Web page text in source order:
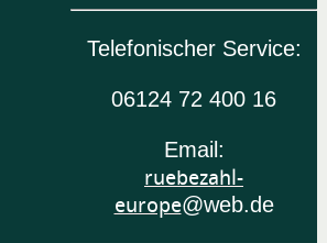
Telefonischer Service:
06124 72 400 16
Email:
ruebezahl-
europe@web.de